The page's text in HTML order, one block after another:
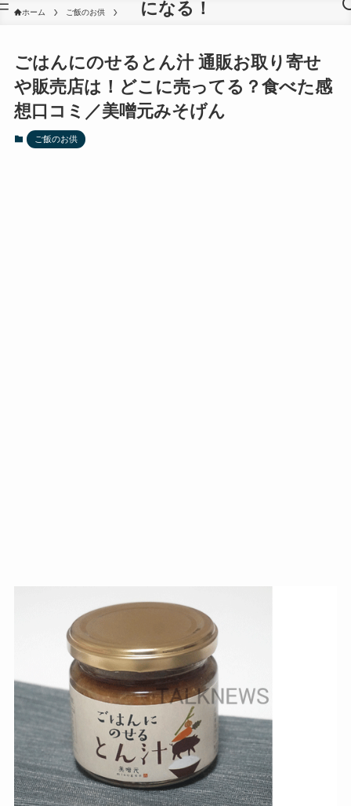
になる！
ホーム ご飯のお供
ごはんにのせるとん汁 通販お取り寄せ
や販売店は！どこに売ってる？食べた感
想口コミ／美噌元みそげん
ご飯のお供